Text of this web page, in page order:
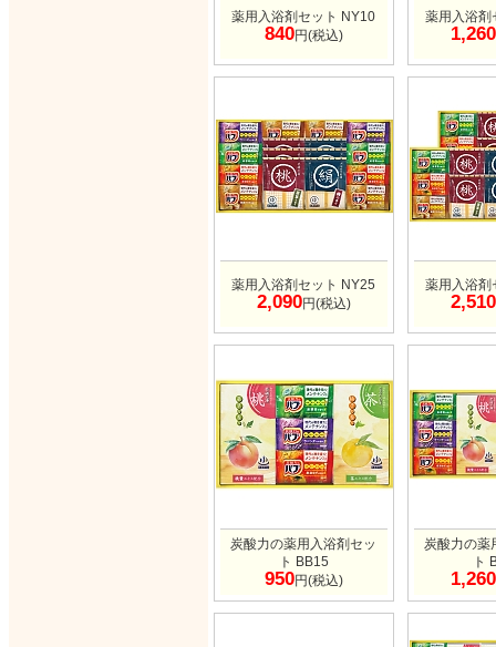
薬用入浴剤セット NY10
840円(税込)
薬用入浴
1,260
薬用入浴剤セット NY25
2,090円(税込)
薬用入浴
2,510
炭酸力の薬用入浴剤セッ
ト BB15
950円(税込)
炭酸力の薬
ト
1,260